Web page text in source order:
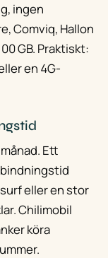
ingen
Comviq, Hallon
GB. Praktiskt:
en 4G-
Ett
eller en stor
Chilimobil
köra